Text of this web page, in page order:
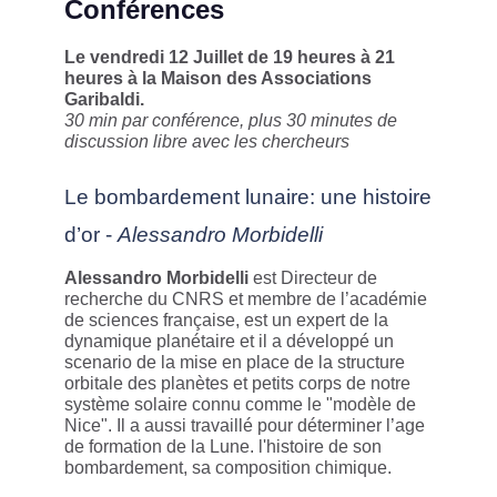
Conférences
Le vendredi 12 Juillet de 19 heures à 21
heures à la Maison des Associations
Garibaldi.
30 min par conférence, plus 30 minutes de
discussion libre avec les chercheurs
Le bombardement lunaire: une histoire
d’or - Alessandro Morbidelli
Alessandro Morbidelli est Directeur de
recherche du CNRS et membre de l’académie
de sciences française, est un expert de la
dynamique planétaire et il a développé un
scenario de la mise en place de la structure
orbitale des planètes et petits corps de notre
système solaire connu comme le "modèle de
Nice". Il a aussi travaillé pour déterminer l’age
de formation de la Lune. l'histoire de son
bombardement, sa composition chimique.